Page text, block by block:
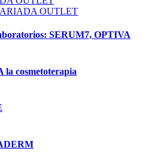
OUTLET
SERUM7, OPTIVA
la cosmetoterapia